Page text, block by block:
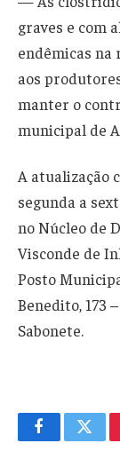
graves e com
endêmicas na
aos
manter o
municipal de
A atualização
segunda a
no Núcleo de
Visconde de
Posto
Benedito, 173
Sabonete.
Facebook